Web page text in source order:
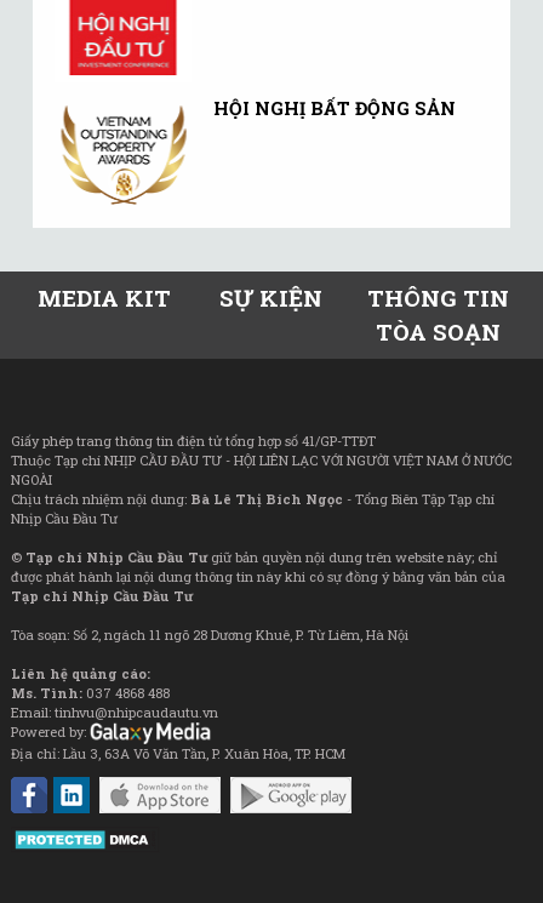
HỘI NGHỊ BẤT ĐỘNG SẢN
MEDIA KIT SỰ KIỆN
THÔNG TIN
TÒA SOẠN
Giấy phép trang thông tin điện tử tổng hợp số 41/GP-TTĐT
Thuộc Tạp chí NHỊP CẦU ĐẦU TƯ - HỘI LIÊN LẠC VỚI NGƯỜI VIỆT NAM Ở NƯỚC
NGOÀI
Chịu trách nhiệm nội dung: Bà Lê Thị Bích Ngọc - Tổng Biên Tập Tạp chí
Nhịp Cầu Đầu Tư
© Tạp chí Nhịp Cầu Đầu Tưgiữ bản quyền nội dung trên website này; chỉ
được phát hành lại nội dung thông tin này khi có sự đồng ý bằng văn bản của
Tạp chí Nhịp Cầu Đầu Tư
Tòa soạn: Số 2, ngách 11 ngõ 28 Dương Khuê, P. Từ Liêm, Hà Nội
Liên hệ quảng cáo:
Ms. Tình: 037 4868 488
Email: tinhvu@nhipcaudautu.vn
Powered by:
Địa chỉ: Lầu 3, 63A Võ Văn Tần, P. Xuân Hòa, TP. HCM